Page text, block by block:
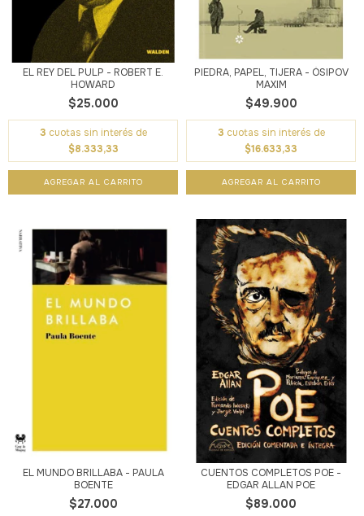
EL REY DEL PULP - ROBERT E.
HOWARD
$25.000
3 cuotas sin interés de
$8.333,33
PIEDRA, PAPEL, TIJERA - ÓSIPOV
MAXIM
$49.900
3 cuotas sin interés de
$16.633,33
EL MUNDO BRILLABA - PAULA
BOENTE
$27.000
CUENTOS COMPLETOS POE -
EDGAR ALLAN POE
$89.000